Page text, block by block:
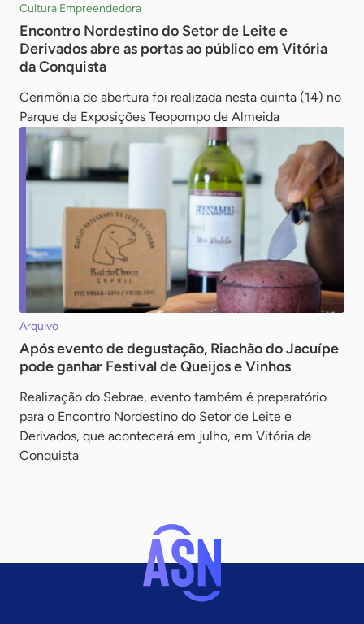
Cultura Empreendedora
Encontro Nordestino do Setor de Leite e
Derivados abre as portas ao público em Vitória
da Conquista
Cerimônia de abertura foi realizada nesta quinta (14) no
Parque de Exposições Teopompo de Almeida
Arquivo
Após evento de degustação, Riachão do Jacuípe
pode ganhar Festival de Queijos e Vinhos
Realização do Sebrae, evento também é preparatório
para o Encontro Nordestino do Setor de Leite e
Derivados, que acontecerá em julho, em Vitória da
Conquista